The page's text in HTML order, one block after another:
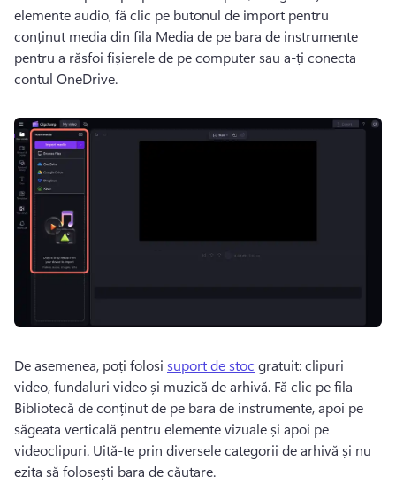
elemente audio, fă clic pe butonul de import pentru
conținut media din fila Media de pe bara de instrumente
pentru a răsfoi fișierele de pe computer sau a-ți conecta
contul OneDrive.
De asemenea, poți folosi suport de stoc gratuit: clipuri
video, fundaluri video și muzică de arhivă. Fă clic pe fila
Bibliotecă de conținut de pe bara de instrumente, apoi pe
săgeata verticală pentru elemente vizuale și apoi pe
videoclipuri. Uită-te prin diversele categorii de arhivă și nu
ezita să folosești bara de căutare.